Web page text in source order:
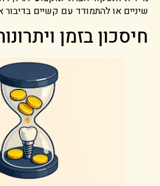
שיניים או להתמודד עם קשיים בדיבור
חיסכון בזמן